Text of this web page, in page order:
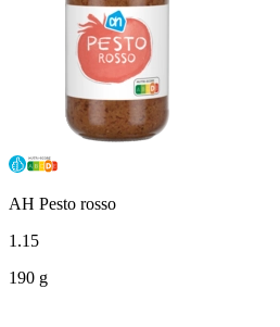
AH Pesto rosso
1 .15
190 g